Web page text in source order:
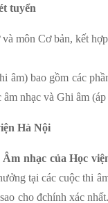
tuyển
môn Cơ bản, kết
âm) bao gồm các
nhạc và Ghi âm
Hà Nội
nhạc của Học
tại các cuộc thi
cho đchính xác